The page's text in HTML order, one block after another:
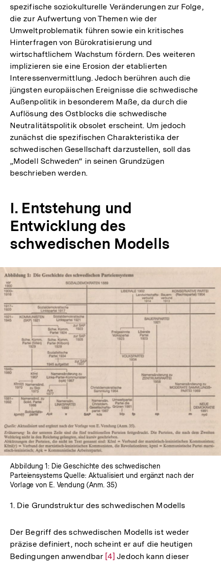
spezifische soziokulturelle Veränderungen zur Folge,
die zur Aufwertung von Themen wie der
Umweltproblematik führen sowie ein kritisches
Hinterfragen von Bürokratisierung und
wirtschaftlichem Wachstum fördern. Des weiteren
implizieren sie eine Erosion der etablierten
Interessenvermittlung. Jedoch berühren auch die
jüngsten europäischen Ereignisse die schwedische
Außenpolitik in besonderem Maße, da durch die
Auflösung des Ostblocks die schwedische
Neutralitätspolitik obsolet erscheint. Um jedoch
zunächst die spezifischen Charakteristika der
schwedischen Gesellschaft darzustellen, soll das
„Modell Schweden“ in seinen Grundzügen
beschrieben werden.
I. Entstehung und
Entwicklung des
schwedischen Modells
In
Lightbox
Abbildung 1: Die Geschichte des schwedischen
Parteiensystems Quelle: Aktualisiert und ergänzt nach der
Vorlage von E. Vendung (Anm. 35)
1. Die Grundstruktur des schwedischen Modells
Der Begriff des schwedischen Modells ist weder
präzise definiert, noch scheint er auf die heutigen
Bedingungen anwendbar Zur
[4] Jedoch kann dieser